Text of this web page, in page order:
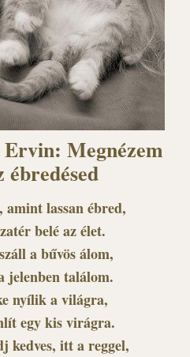
Megnézem
ébredésed
amint lassan ébred,
belé az élet.
a bűvös álom,
jelenben találom.
nyílik a világra,
egy kis virágra.
kedves, itt a reggel,